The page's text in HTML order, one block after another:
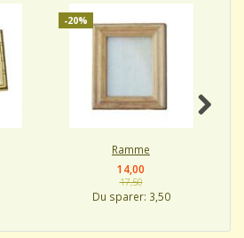
-20%
Ramme
14,00
17,50
Du sparer: 3,50